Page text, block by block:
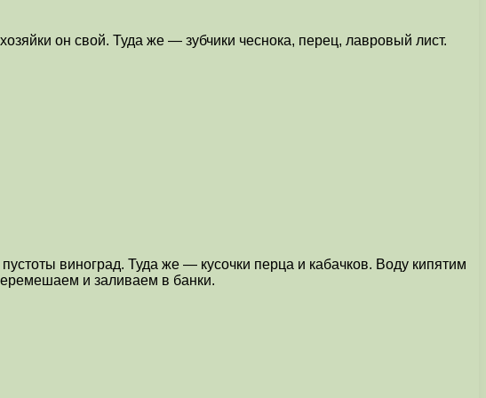
он свой. Туда же — зубчики чеснока, перец, лавровый лист.
виноград. Туда же — кусочки перца и кабачков. Воду кипятим
и заливаем в банки.